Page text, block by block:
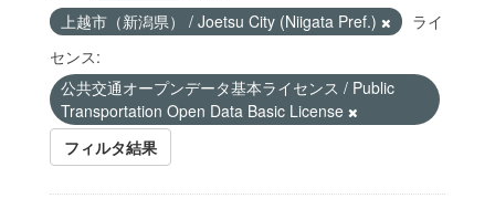
上越市（新潟県） / Joetsu City (Niigata Pref.)
ライ
センス:
公共交通オープンデータ基本ライセンス / Public
Transportation Open Data Basic License
フィルタ結果